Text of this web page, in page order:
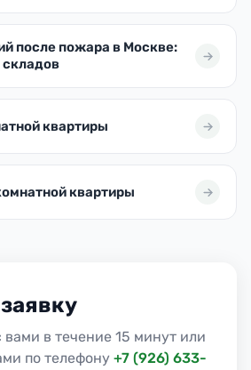
после пожара в Москве:
складов
квартиры
квартиры
в течение 15 минут или
по телефону +7 (926) 633-